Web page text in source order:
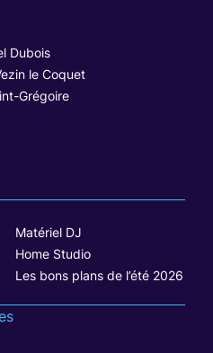
Dubois
le Coquet
Grégoire
Matériel DJ
Home Studio
Les bons plans de l’été 2026